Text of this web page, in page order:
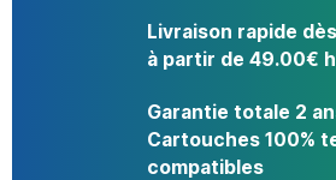
Livraison rapide
à partir de 49.00€
Garantie totale 2
Cartouches 100%
compatibles